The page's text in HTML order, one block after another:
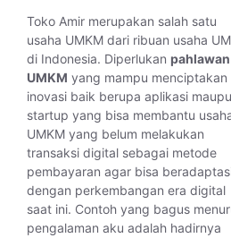
Toko Amir merupakan salah satu
usaha UMKM dari ribuan usaha
di Indonesia. Diperlukan pahlawan
UMKM yang mampu menciptakan
inovasi baik berupa aplikasi
startup yang bisa membantu
UMKM yang belum melakukan
transaksi digital sebagai metode
pembayaran agar bisa
dengan perkembangan era digital
saat ini. Contoh yang bagus
pengalaman aku adalah hadirnya